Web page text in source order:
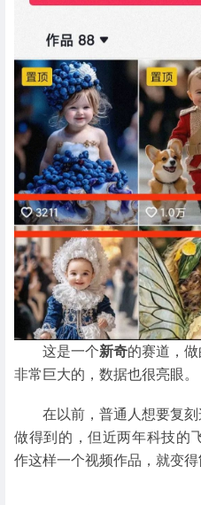
这是一个新奇的赛道，
非常巨大的，数据也很亮眼。
在以前，普通人想要复
做得到的，但近两年科技的
作这样一个视频作品，就变得